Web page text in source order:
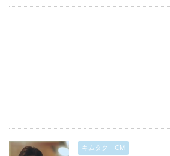
キムタク CM